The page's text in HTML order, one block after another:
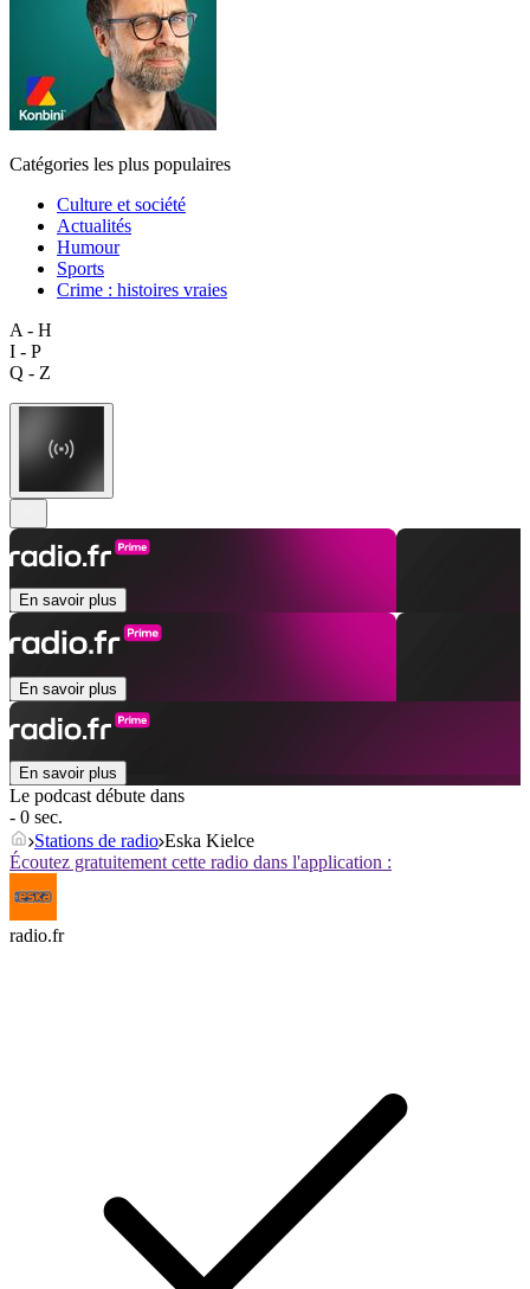
Catégories les plus populaires
Culture et société
Actualités
Humour
Sports
Crime : histoires vraies
A - H
I - P
Q - Z
En savoir plus
En savoir plus
En savoir plus
Le podcast débute dans
- 0 sec.
Stations de radio Eska Kielce
Écoutez gratuitement cette radio dans l'application :
radio.fr